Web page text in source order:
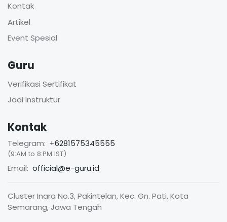
Kontak
Artikel
Event Spesial
Guru
Verifikasi Sertifikat
Jadi Instruktur
Kontak
Telegram: +6281575345555
(9:AM to 8:PM IST)
Email: official@e-guru.id
Cluster Inara No.3, Pakintelan, Kec. Gn. Pati, Kota
Semarang, Jawa Tengah